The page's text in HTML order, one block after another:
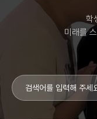
학
미래를